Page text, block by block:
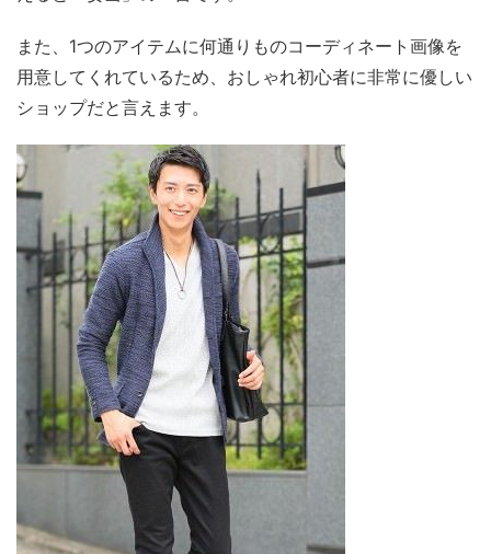
また、1つのアイテムに何通りものコーディネート画像を
用意してくれているため、おしゃれ初心者に非常に優しい
ショップだと言えます。